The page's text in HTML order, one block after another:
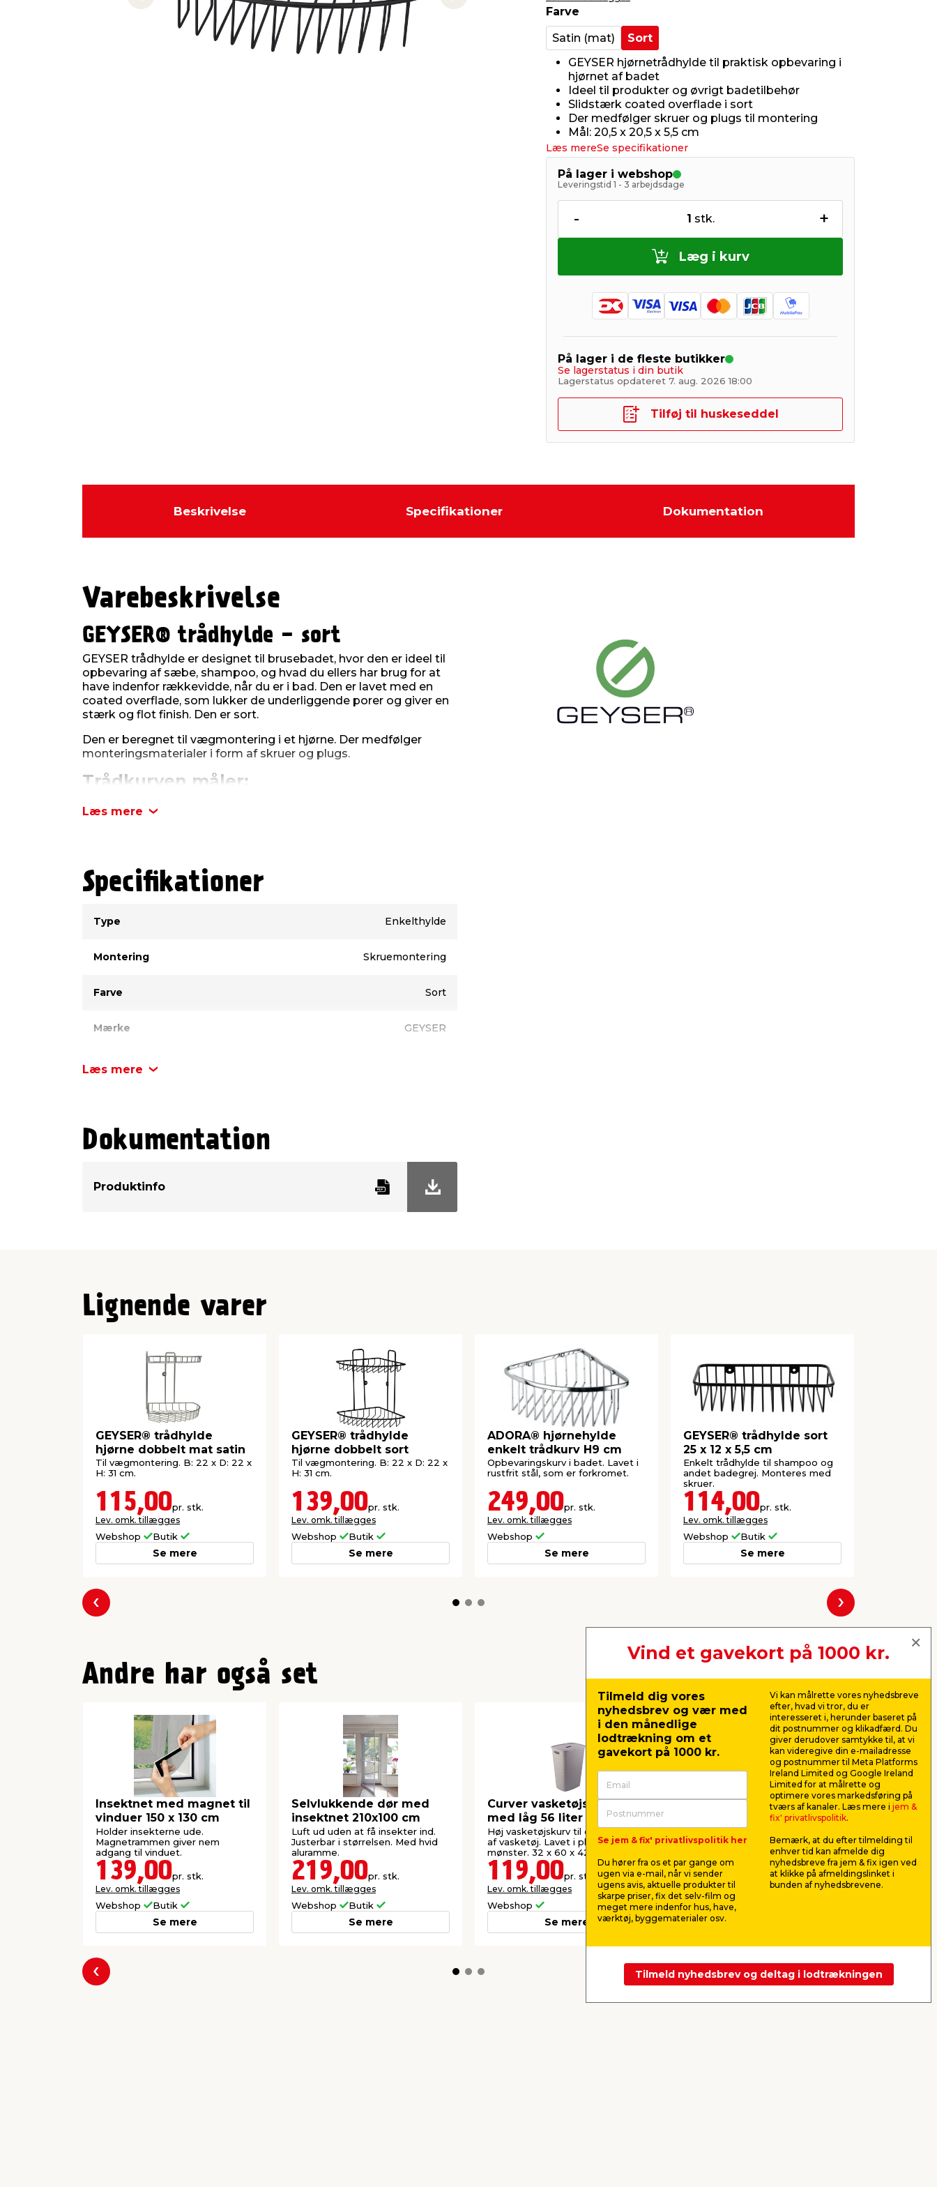
Previous slide Next slide
Farve
Satin (mat)
Sort
GEYSER hjørnetrådhylde til praktisk opbevaring i
hjørnet af badet
Ideel til produkter og øvrigt badetilbehør
Slidstærk coated overflade i sort
Der medfølger skruer og plugs til montering
Mål: 20,5 x 20,5 x 5,5 cm
Læs mereSe specifikationer
På lager i webshop
Leveringstid 1 - 3 arbejdsdage
- 1 stk. +
Læg i kurv
På lager i de fleste butikker
Se lagerstatus i din butik
Lagerstatus opdateret 7. aug. 2026 18:00
Tilføj til huskeseddel
Beskrivelse Specifikationer Dokumentation
Varebeskrivelse
GEYSER® trådhylde - sort
GEYSER trådhylde er designet til brusebadet, hvor den er ideel til
opbevaring af sæbe, shampoo, og hvad du ellers har brug for at
have indenfor rækkevidde, når du er i bad. Den er lavet med en
coated overflade, som lukker de underliggende porer og giver en
stærk og flot finish. Den er sort.
Den er beregnet til vægmontering i et hjørne. Der medfølger
monteringsmaterialer i form af skruer og plugs.
Trådkurven måler:
Dybde: 20,5 cm
Læs mere
Specifikationer
Type
Enkelthylde
Montering Skruemontering
Farve Sort
Mærke GEYSER
Læs mere
Dokumentation
Produktinfo
Lignende varer
GEYSER® trådhylde
hjørne dobbelt mat satin
Til vægmontering. B: 22 x D: 22 x
H: 31 cm.
115,00pr. stk.
Lev. omk. tillægges
Webshop Butik
Se mere
GEYSER® trådhylde
hjørne dobbelt sort
Til vægmontering. B: 22 x D: 22 x
H: 31 cm.
139,00pr. stk.
Lev. omk. tillægges
Webshop Butik
Se mere
ADORA® hjørnehylde
enkelt trådkurv H9 cm
Opbevaringskurv i badet. Lavet i
rustfrit stål, som er forkromet.
249,00pr. stk.
Lev. omk. tillægges
Webshop
Se mere
GEYSER® trådhylde sort
25 x 12 x 5,5 cm
Enkelt trådhylde til shampoo og
andet badegrej. Monteres med
skruer.
114,00pr. stk.
Lev. omk. tillægges
Webshop Butik
Se mere
Forrige Næste
Andre har også set
Insektnet med magnet til
vinduer 150 x 130 cm
Holder insekterne ude.
Magnetrammen giver nem
adgang til vinduet.
139,00pr. stk.
Lev. omk. tillægges
Webshop Butik
Se mere
Selvlukkende dør med
insektnet 210x100 cm
Luft ud uden at få insekter ind.
Justerbar i størrelsen. Med hvid
aluramme.
219,00pr. stk.
Lev. omk. tillægges
Webshop Butik
Se mere
Curver vasketøjskurv
med låg 56 liter taupe
Høj vasketøjskurv til opbevaring
af vasketøj. Lavet i plast med
mønster. 32 x 60 x 42 cm.
119,00pr. stk.
Lev. omk. tillægges
Webshop
Se mere
Antikløe-pen - Garden®
Elektrisk pen, der mindsker kløe
og smerte ved insektbid og -stik.
99,00 pr. stk.
Butik
Curver
fire
vasketøj.
Lev. omk.
Forrige Næste
Vind et gavekort på 1000 kr.
Tilmeld dig vores
nyhedsbrev og vær med
i den månedlige
lodtrækning om et
gavekort på 1000 kr.
Se jem & fix' privatlivspolitik her
Du hører fra os et par gange om
ugen via e-mail, når vi sender
ugens avis, aktuelle produkter til
skarpe priser, fix det selv-film og
meget mere indenfor hus, have,
værktøj, byggematerialer osv.
Vi kan målrette vores nyhedsbreve
efter, hvad vi tror, du er
interesseret i, herunder baseret på
dit postnummer og klikadfærd. Du
giver derudover samtykke til, at vi
kan videregive din e-mailadresse
og postnummer til Meta Platforms
Ireland Limited og Google Ireland
Limited for at målrette og
optimere vores markedsføring på
tværs af kanaler. Læs mere i jem &
fix' privatlivspolitik.
Bemærk, at du efter tilmelding til
enhver tid kan afmelde dig
nyhedsbreve fra jem & fix igen ved
at klikke på afmeldingslinket i
bunden af nyhedsbrevene.
Tilmeld nyhedsbrev og deltag i lodtrækningen